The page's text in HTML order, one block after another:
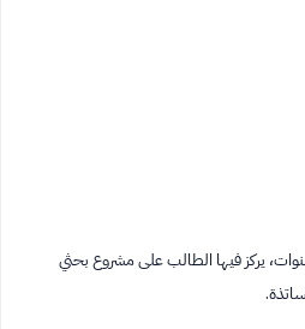
يركز فيها الطالب على مشروع بحثي